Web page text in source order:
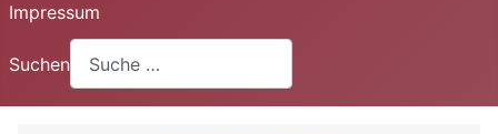
Impressum
Suchen